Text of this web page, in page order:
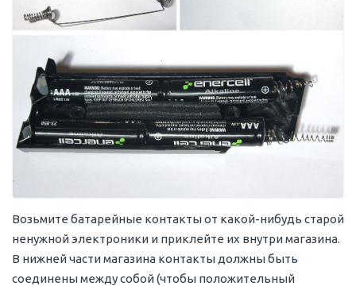
Возьмите батарейные контакты от какой-нибудь старой
ненужной электроники и приклейте их внутри магазина.
В нижней части магазина контакты должны быть
соединены между собой (чтобы положительный